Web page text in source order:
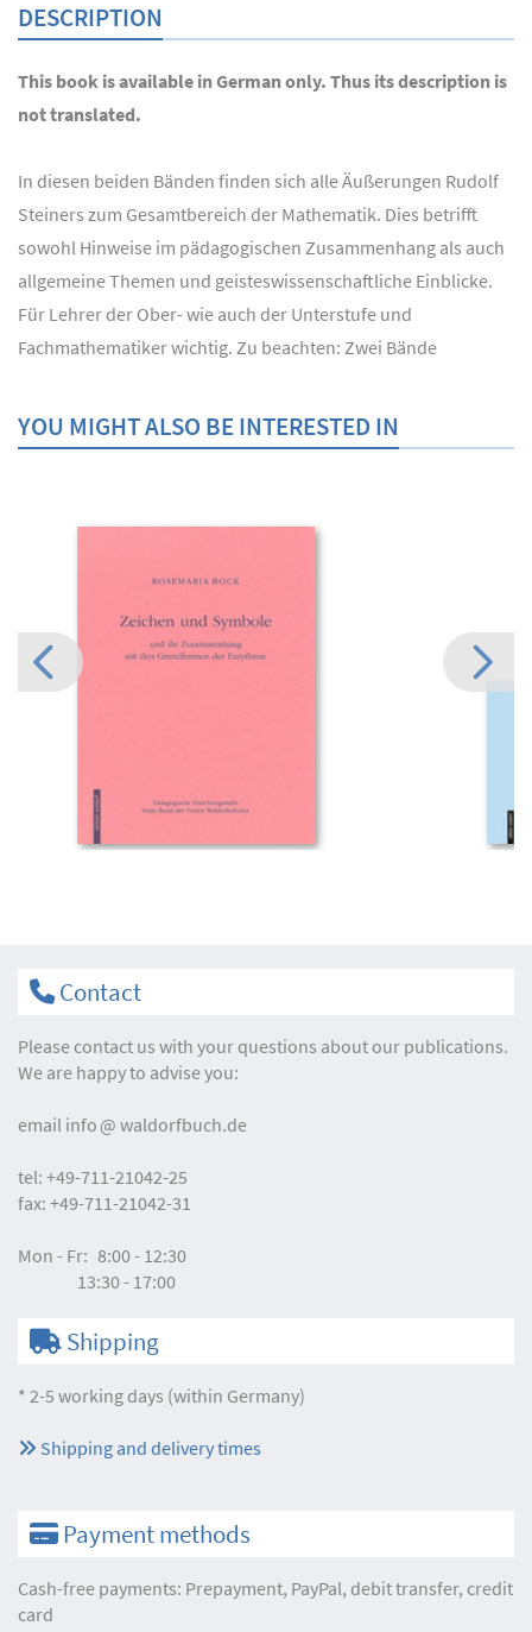
DESCRIPTION
This book is available in German only. Thus its description is
not translated.
In diesen beiden Bänden finden sich alle Äußerungen Rudolf
Steiners zum Gesamtbereich der Mathematik. Dies betrifft
sowohl Hinweise im pädagogischen Zusammenhang als auch
allgemeine Themen und geisteswissenschaftliche Einblicke.
Für Lehrer der Ober- wie auch der Unterstufe und
Fachmathematiker wichtig. Zu beachten: Zwei Bände
YOU MIGHT ALSO BE INTERESTED IN
Contact
Please contact us with your questions about our publications.
We are happy to advise you:
email info waldorfbuch.de
tel: +49-711-21042-25
fax: +49-711-21042-31
Mon - Fr: 8:00 - 12:30
13:30 - 17:00
Shipping
* 2-5 working days (within Germany)
Shipping and delivery times
Payment methods
Cash-free payments: Prepayment, PayPal, debit transfer, credit
card